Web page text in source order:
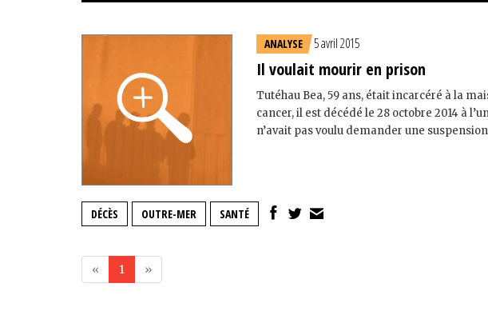
ANALYSE 5 avril 2015
Il voulait mourir en prison
Tutéhau Bea, 59 ans, était incarcéré à la
cancer, il est décédé le 28 octobre 2014 à
n’avait pas voulu demander une
DÉCÈS OUTRE-MER SANTÉ
« 1 »